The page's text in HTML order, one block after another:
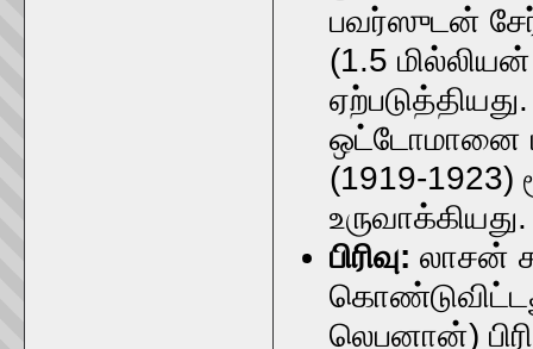
பவர்ஸுடன்
(1.5
ஒட்டோமானை
(1919-
உருவாக்கியது.
பிரிவு: லாசன்
லெபனான்)